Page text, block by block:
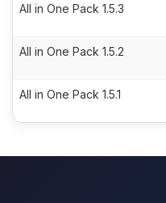
All in One Pack 1.5.3
All in One Pack 1.5.2
All in One Pack 1.5.1